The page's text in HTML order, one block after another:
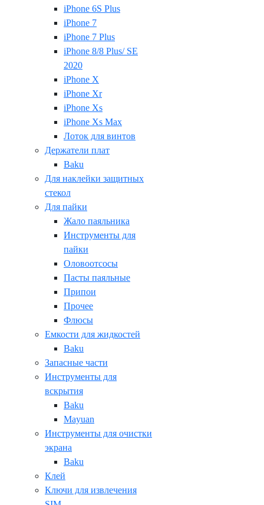
iPhone 6S Plus
iPhone 7
iPhone 7 Plus
iPhone 8/8 Plus/ SE
2020
iPhone X
iPhone Xr
iPhone Xs
iPhone Xs Max
Лоток для винтов
Держатели плат
Baku
Для наклейки защитных
стекол
Для пайки
Жало паяльника
Инструменты для
пайки
Оловоотсосы
Пасты паяльные
Припои
Прочее
Флюсы
Емкости для жидкостей
Baku
Запасные части
Инструменты для
вскрытия
Baku
Mayuan
Инструменты для очистки
экрана
Baku
Клей
Ключи для извлечения